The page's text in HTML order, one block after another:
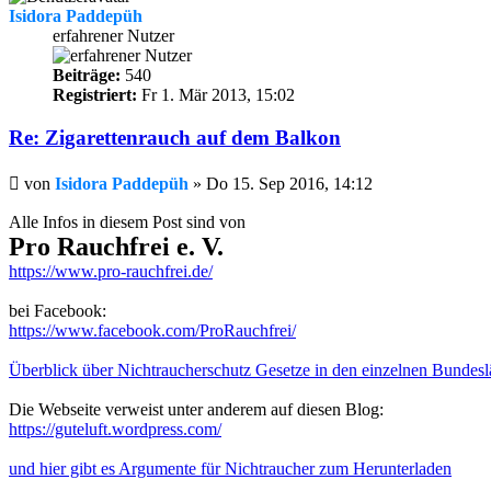
Isidora Paddepüh
erfahrener Nutzer
Beiträge: 540
Registriert: Fr 1. Mär 2013, 15:02
Re: Zigarettenrauch auf dem Balkon
Beitrag
von Isidora Paddepüh » Do 15. Sep 2016, 14:12
Alle Infos in diesem Post sind von
Pro Rauchfrei e. V.
https://www.pro-rauchfrei.de/
bei Facebook:
https://www.facebook.com/ProRauchfrei/
Überblick über Nichtraucherschutz Gesetze in den einzelnen
Die Webseite verweist unter anderem auf diesen Blog:
https://guteluft.wordpress.com/
und hier gibt es Argumente für Nichtraucher zum Herunterladen